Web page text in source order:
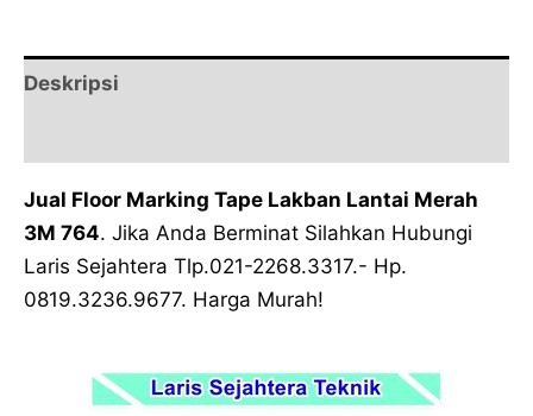
Deskripsi
Jual Floor Marking Tape Lakban Lantai Merah
3M 764. Jika Anda Berminat Silahkan Hubungi
Laris Sejahtera Tlp.021-2268.3317.- Hp.
0819.3236.9677. Harga Murah!